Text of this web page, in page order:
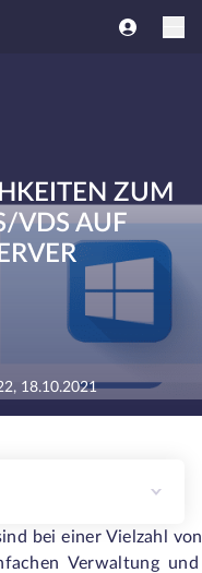
ZUM
VDS AUF
18.10.2021
bei einer Vielzahl
Verwaltung